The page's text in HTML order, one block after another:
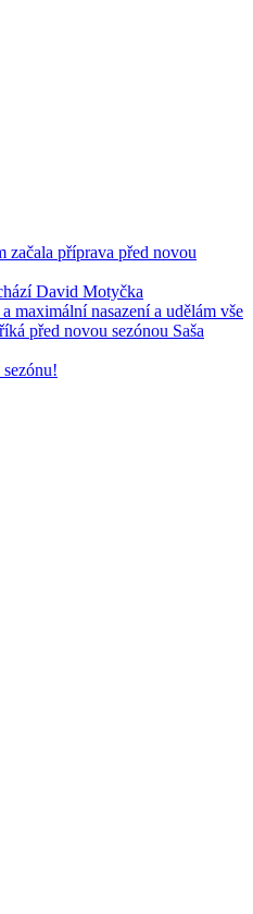
začala příprava před novou
David Motyčka
maximální nasazení a udělám vše
před novou sezónou Saša